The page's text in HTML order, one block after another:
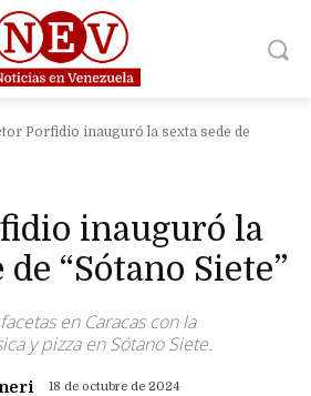
Porfidio inauguró la sexta sede de
inauguró la
“Sótano Siete”
en Caracas con la
y pizza en Sótano Siete.
18 de octubre de 2024